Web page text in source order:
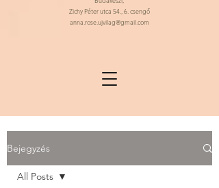
Zichy Péter utca 54., 6. csengő
anna.rose.ujvilag@gmail.com
Bejegyzés
All Posts